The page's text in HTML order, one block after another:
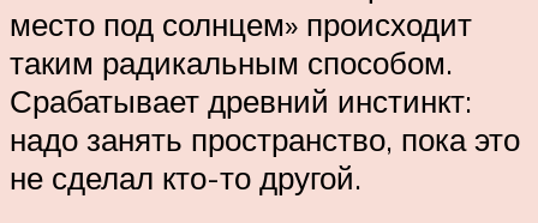
место под солнцем» происходит
таким радикальным способом.
Срабатывает древний инстинкт:
надо занять пространство, пока это
не сделал кто-то другой.